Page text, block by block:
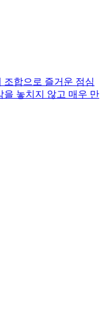
합으로 즐거운 점심
을 놓치지 않고 매우 만